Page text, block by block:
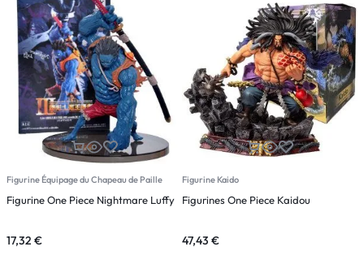
Figurine Équipage du Chapeau de Paille
Figurine One Piece Nightmare Luffy
17,32 €
Figurine Kaido
Figurines One Piece Kaidou
47,43 €